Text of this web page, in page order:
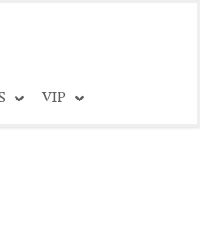
VIP